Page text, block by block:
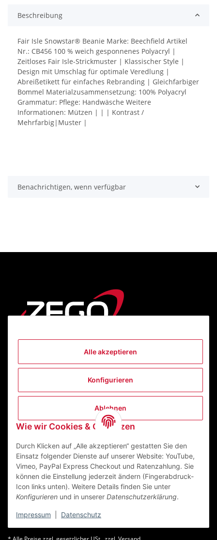
Alle akzeptieren
Konfigurieren
Ablehnen
Wie wir Cookies & Co nutzen
Durch Klicken auf „Alle akzeptieren“ gestatten Sie den
Einsatz folgender Dienste auf unserer Website: YouTube,
Vimeo, PayPal Express Checkout und Ratenzahlung. Sie
können die Einstellung jederzeit ändern (Fingerabdruck-
Icon links unten). Weitere Details finden Sie unter
Konfigurieren und in unserer Datenschutzerklärung.
Impressum Datenschutz
Beschreibung
Fair Isle Snowstar® Beanie Marke: Beechfield Artikel
Nr.: CB456 100 % weich gesponnenes Polyacryl |
Zeitloses Fair Isle-Strickmuster | Klassischer Style |
Design mit Umschlag für optimale Veredlung |
Abreißetikett für einfaches Rebranding | Gleichfarbiger
Bommel Materialzusammensetzung: 100% Polyacryl
Grammatur: Pflege: Handwäsche Weitere
Informationen: Mützen | | | Kontrast /
Mehrfarbig|Muster |
Benachrichtigen, wenn verfügbar
Informationen
ZEGO Textilveredelungszentrum GmbH
63741 Aschaffenburg Deutschland
Mail:info@zego-tvz.de
Tel.:06021 59092-0